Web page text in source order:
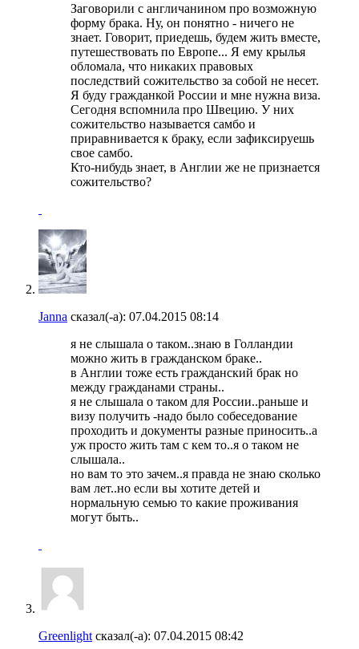
Заговорили с англичанином про возможную
форму брака. Ну, он понятно - ничего не
знает. Говорит, приедешь, будем жить вместе,
путешествовать по Европе... Я ему крылья
обломала, что никаких правовых
последствий сожительство за собой не несет.
Я буду гражданкой России и мне нужна виза.
Сегодня вспомнила про Швецию. У них
сожительство называется самбо и
приравнивается к браку, если зафиксируешь
свое самбо.
Кто-нибудь знает, в Англии же не признается
сожительство?
Janna сказал(-а): 07.04.2015 08:14
я не слышала о таком..знаю в Голландии
можно жить в гражданском браке..
в Англии тоже есть гражданский брак но
между гражданами страны..
я не слышала о таком для России..раньше и
визу получить -надо было собеседование
проходить и документы разные приносить..а
уж просто жить там с кем то..я о таком не
слышала..
но вам то это зачем..я правда не знаю сколько
вам лет..но если вы хотите детей и
нормальную семью то какие проживания
могут быть..
Greenlight сказал(-а): 07.04.2015 08:42